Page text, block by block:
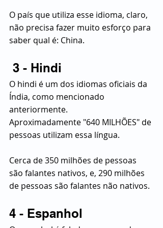
O país que utiliza esse idioma, claro,
não precisa fazer muito esforço para
saber qual é: China.
3 - Hindi
O hindi é um dos idiomas oficiais da
Índia, como mencionado
anteriormente.
Aproximadamente "640 MILHÕES" de
pessoas utilizam essa língua.
Cerca de 350 milhões de pessoas
são falantes nativos, e, 290 milhões
de pessoas são falantes não nativos.
4 - Espanhol